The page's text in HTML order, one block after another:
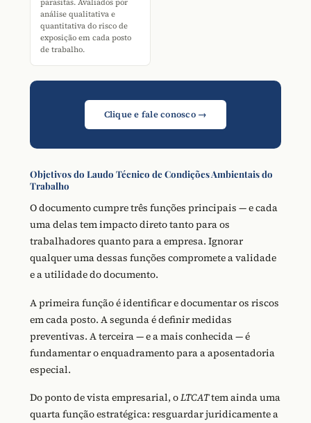
análise qualitativa e
quantitativa do risco de
exposição em cada posto
de trabalho.
Clique e fale conosco →
Objetivos do Laudo Técnico de Condições Ambientais do
Trabalho
O documento cumpre três funções principais — e cada
uma delas tem impacto direto tanto para os
trabalhadores quanto para a empresa. Ignorar
qualquer uma dessas funções compromete a validade
e a utilidade do documento.
A primeira função é identificar e documentar os riscos
em cada posto. A segunda é definir medidas
preventivas. A terceira — e a mais conhecida — é
fundamentar o enquadramento para a aposentadoria
especial.
Do ponto de vista empresarial, oLTCATtem ainda uma
quarta função estratégica: resguardar juridicamente a